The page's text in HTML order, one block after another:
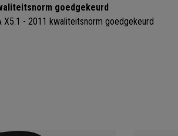
goedgekeurd
X5.1 - 2011 kwaliteitsnorm goedgekeurd